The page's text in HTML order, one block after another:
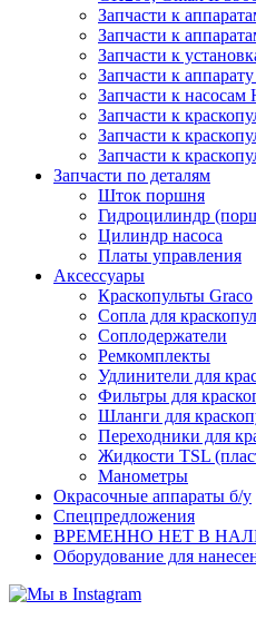
Запчасти к
Запчасти к
Запчасти к
Запчасти к
Запчасти к насосам
Запчасти к
Запчасти к
Запчасти к
Запчасти по деталям
Шток поршня
Гидроцилиндр
Цилиндр насоса
Платы управления
Аксессуары
Краскопульты Graco
Сопла для
Соплодержатели
Ремкомплекты
Удлинители для
Фильтры для
Шланги для
Переходники для
Жидкости TSL
Манометры
Окрасочные аппараты б/у
Спецпредложения
ВРЕМЕННО НЕТ В
Оборудование для